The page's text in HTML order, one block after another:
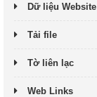
Dữ liệu
Tải file
Tờ liên lạc
Web Links